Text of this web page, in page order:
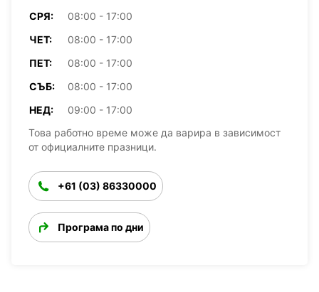
СРЯ:
08:00 - 17:00
ЧЕТ:
08:00 - 17:00
ПЕТ:
08:00 - 17:00
СЪБ:
08:00 - 17:00
НЕД:
09:00 - 17:00
Това работно време може да варира в зависимост
от официалните празници.
+61 (03) 86330000
Програма по дни